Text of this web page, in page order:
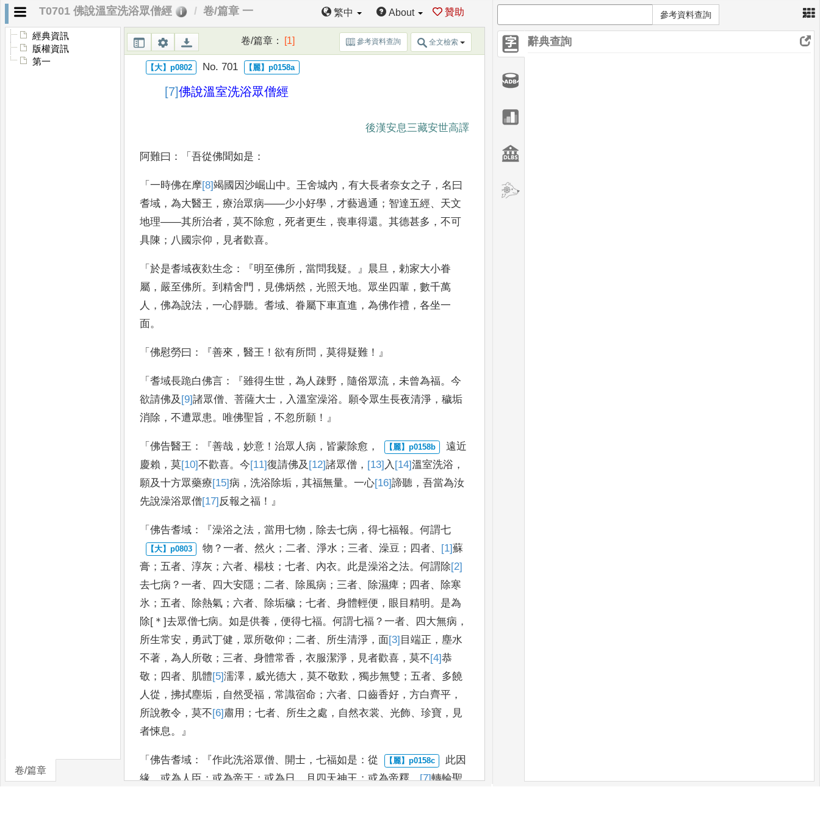
T0701 佛說溫室洗浴眾僧經 卷/篇章 一 繁中 About 贊助
經典資訊
版權資訊
第一
卷/篇章
卷/篇章 ： [1] 參考資料查詢 全文檢索
No. 701
[7]佛說溫室洗浴眾僧經
後漢安息三藏安世高譯
阿難曰 ：「 吾從佛聞如是 ：
「 一時佛在摩[8]竭 國 因沙崛山中。 王舍城內 ， 有大長者奈女之子 ， 名曰
耆域 ， 為大醫王 ， 療治眾病——少小好學 ， 才藝過通 ； 智達五經、 天文
地理——其所治者 ， 莫不除愈 ， 死者更生 ， 喪車得還。 其德甚多 ， 不可
具陳 ； 八國宗仰 ， 見者歡喜。
「 於是耆域夜欻生念 ：『 明至佛所 ， 當問我疑。』 晨旦 ， 勅家大小眷
屬 ， 嚴至佛所。 到精舍門 ， 見佛炳然 ， 光照天地。 眾坐四輩 ， 數千萬
人 ， 佛為說法 ， 一心靜聽。 耆域、 眷屬下車直進 ， 為佛作禮 ， 各坐一
面。
「 佛慰勞曰 ：『 善來 ， 醫王 ！ 欲有所問 ， 莫得疑難 ！』
「 耆域長跪白佛言 ：『 雖得生世 ， 為人疎野 ， 隨俗眾流 ， 未曾為福。 今
欲請佛及 [9]諸眾僧、 菩薩大士 ， 入溫室澡浴。 願令眾生長夜清淨 ， 穢垢
消除 ， 不遭眾患。 唯佛聖旨 ， 不忽所願 ！』
「 佛告醫王 ：『 善哉 ， 妙意 ！ 治眾人病 ， 皆蒙除愈 ，
遠近
慶賴 ， 莫[10]不歡喜。 今[11]復請佛及 [12]諸眾僧 ， [13] 入 [14]溫室洗浴 ，
願及十方眾藥療[15]病 ， 洗浴除垢 ， 其福無量。 一心[16]諦聽 ， 吾當為汝
先說澡浴眾僧[17] 反報之福 ！』
「 佛告耆域 ：『 澡浴之法 ， 當用七物 ， 除去七病 ， 得七福報。 何謂七
物 ？一者、然火 ；二者、淨水 ；三者、澡豆 ； 四者、 [1]蘇
膏 ； 五者、 淳灰 ； 六者、 楊枝 ； 七者、 內衣。 此是澡浴之法。 何謂除[2]
去七病 ？ 一者、 四大安隱 ； 二者、 除風病 ； 三者、 除濕痺 ； 四者、
除寒
氷 ； 五者、 除熱氣 ； 六者、 除垢穢 ； 七者、 身體輕便 ， 眼 目精明。 是為
除[＊]去眾僧七病。 如是供養 ， 便得七福。 何謂七福 ？ 一者、 四大無病 ，
所生常安 ， 勇武丁健 ， 眾所敬仰 ； 二者、 所生清淨 ， 面 [3] 目 端正 ， 塵水
不著 ， 為人所敬 ； 三者、 身體常香 ， 衣服潔淨 ， 見者歡喜 ， 莫不[4]恭
敬 ； 四者、 肌體[5]濡澤 ， 威光德大 ， 莫不敬歎 ， 獨步無雙 ； 五者、 多饒
人從 ， 拂拭塵垢 ， 自然受福 ， 常識宿命 ； 六者、 口齒香好 ， 方白齊平 ，
所說教令 ， 莫不[6] 肅用 ； 七者、 所生之處 ， 自然衣裳、 光飾、 珍寶 ， 見
者悚息。』
「 佛告耆域 ：『 作此洗浴眾僧、 開士 ， 七福如是 ： 從
此因
緣，或為人臣；或為帝王；或為日、月四天神王；或為帝釋、[7]轉輪聖
×
參考資料查詢
辭典查詢